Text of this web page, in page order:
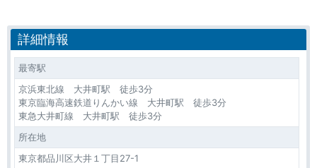
詳細情報
最寄駅
京浜東北線 大井町駅 徒歩3分
東京臨海高速鉄道りんかい線 大井町駅 徒歩3分
東急大井町線 大井町駅 徒歩3分
所在地
東京都品川区大井１丁目27-1